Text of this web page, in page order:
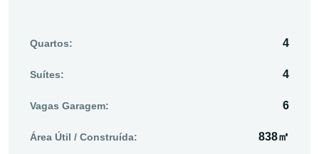
Quartos: 4
Suítes: 4
Vagas Garagem: 6
Área Útil / Construída: 838㎡